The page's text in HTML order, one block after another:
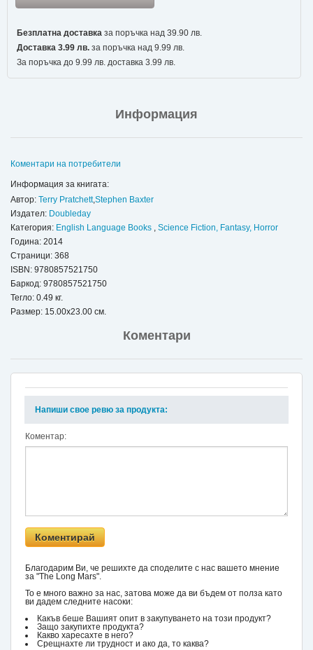
Безплатна доставказа поръчка над 39.90 лв.
Доставка 3.99 лв.за поръчка над 9.99 лв.
За поръчка до 9.99 лв. доставка 3.99 лв.
Информация
Коментари на потребители
Информация за книгата:
Автор: Terry Pratchett,Stephen Baxter
Издател: Doubleday
Категория: English Language Books , Science Fiction, Fantasy, Horror
Година: 2014
Страници: 368
ISBN: 9780857521750
Баркод: 9780857521750
Тегло: 0.49 кг.
Размер: 15.00x23.00 см.
Коментари
Напиши свое ревю за продукта:
Коментар:
Благодарим Ви, че решихте да споделите с нас вашето мнение
за "The Long Mars".
То е много важно за нас, затова може да ви бъдем от полза като
ви дадем следните насоки:
Какъв беше Вашият опит в закупуването на този продукт?
Защо закупихте продукта?
Какво харесахте в него?
Срещнахте ли трудност и ако да, то каква?